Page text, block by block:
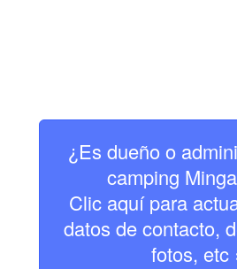
¿Es dueño o
camping
Clic aquí para
datos de contacto,
fotos, etc